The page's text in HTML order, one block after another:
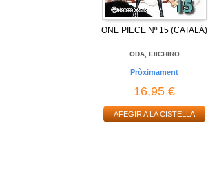
ONE PIECE Nº 15 (CATALÀ)
ODA, EIICHIRO
Pròximament
16,95 €
AFEGIR A LA CISTELLA